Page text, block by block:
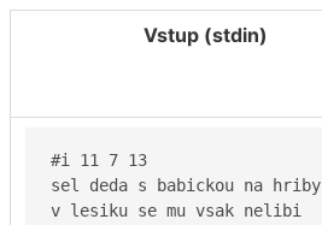
Vstup (stdin)
#i 11 7 13
sel deda s babickou na hriby
v lesiku se mu vsak nelibi